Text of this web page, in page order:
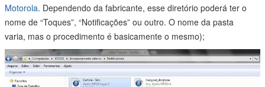
Motorola. Dependendo da fabricante, esse diretório poderá ter o
nome de “Toques”, “Notificações” ou outro. O nome da pasta
varia, mas o procedimento é basicamente o mesmo);